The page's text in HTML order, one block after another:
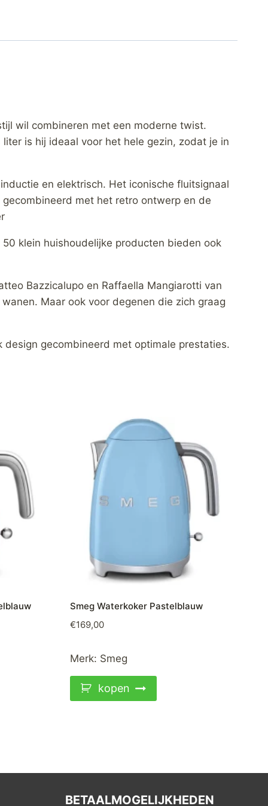
wil combineren met een moderne twist.
is hij ideaal voor het hele gezin, zodat je in
en elektrisch. Het iconische fluitsignaal
met het retro ontwerp en de
klein huishoudelijke producten bieden ook
Bazzicalupo en Raffaella Mangiarotti van
Maar ook voor degenen die zich graag
gecombineerd met optimale prestaties.
Smeg Waterkoker Pastelblauw
€169,00
Merk: Smeg
kopen
BETAALMOGELIJKHEDEN